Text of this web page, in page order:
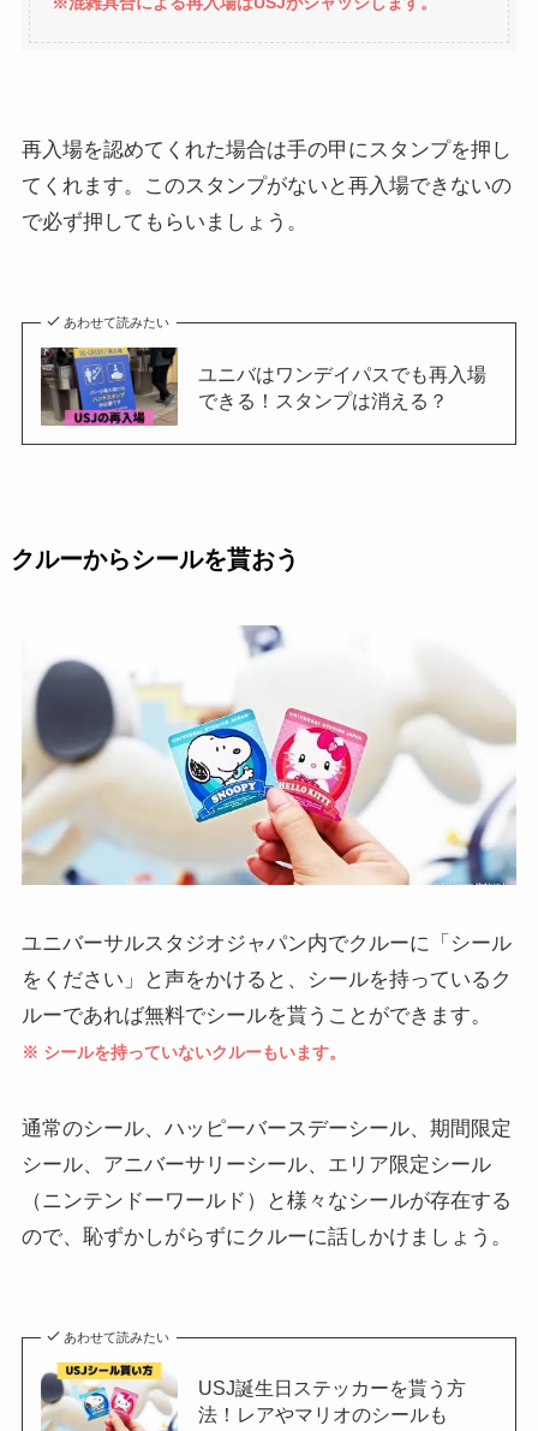
再入場を認めてくれた場合は手の甲にスタンプを押し
てくれます。このスタンプがないと再入場できないの
で必ず押してもらいましょう。
あわせて読みたい
ユニバはワンデイパスでも再入場
できる！スタンプは消える？
クルーからシールを貰おう
ユニバーサルスタジオジャパン内でクルーに「シール
をください」と声をかけると、シールを持っているク
ルーであれば無料でシールを貰うことができます。
※ シールを持っていないクルーもいます。
通常のシール、ハッピーバースデーシール、期間限定
シール、アニバーサリーシール、エリア限定シール
（ニンテンドーワールド）と様々なシールが存在する
ので、恥ずかしがらずにクルーに話しかけましょう。
あわせて読みたい
USJ誕生日ステッカーを貰う方
法！レアやマリオのシールも